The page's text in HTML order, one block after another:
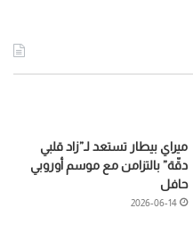
ميراي بيطار تستعد لـ”زاد قلبي
دقّة” بالتزامن مع موسم أوروبي
حافل
2026-06-14